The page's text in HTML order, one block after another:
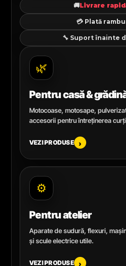
🚚Livrare
💳 Plată
🔧 Suport înainte
🌿
Pentru casă &
Motocoase, motosape,
accesorii pentru întreținerea
VEZI PRODUSE ›
⚙️
Pentru atelier
Aparate de sudură, flexuri,
și scule electrice utile.
VEZI PRODUSE ›